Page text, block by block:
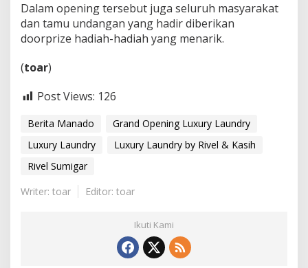
Dalam opening tersebut juga seluruh masyarakat
dan tamu undangan yang hadir diberikan
doorprize hadiah-hadiah yang menarik.
‎(toar)
Post Views: 126
Berita Manado
Grand Opening Luxury Laundry
Luxury Laundry
Luxury Laundry by Rivel & Kasih
Rivel Sumigar
Writer: toar
Editor: toar
Ikuti Kami